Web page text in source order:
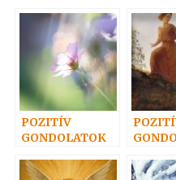
POZITÍV
GONDOLATOK